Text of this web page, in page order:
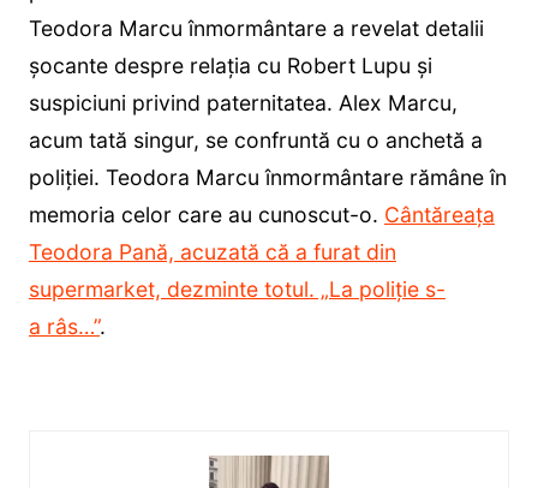
Teodora Marcu înmormântare a revelat detalii
șocante despre relația cu Robert Lupu și
suspiciuni privind paternitatea. Alex Marcu,
acum tată singur, se confruntă cu o anchetă a
poliției. Teodora Marcu înmormântare rămâne în
memoria celor care au cunoscut-o. Cântăreața
Teodora Pană, acuzată că a furat din
supermarket, dezminte totul. „La poliție s-
a râs…”.